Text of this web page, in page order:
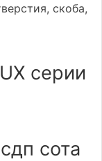
скоба,
серии
сота